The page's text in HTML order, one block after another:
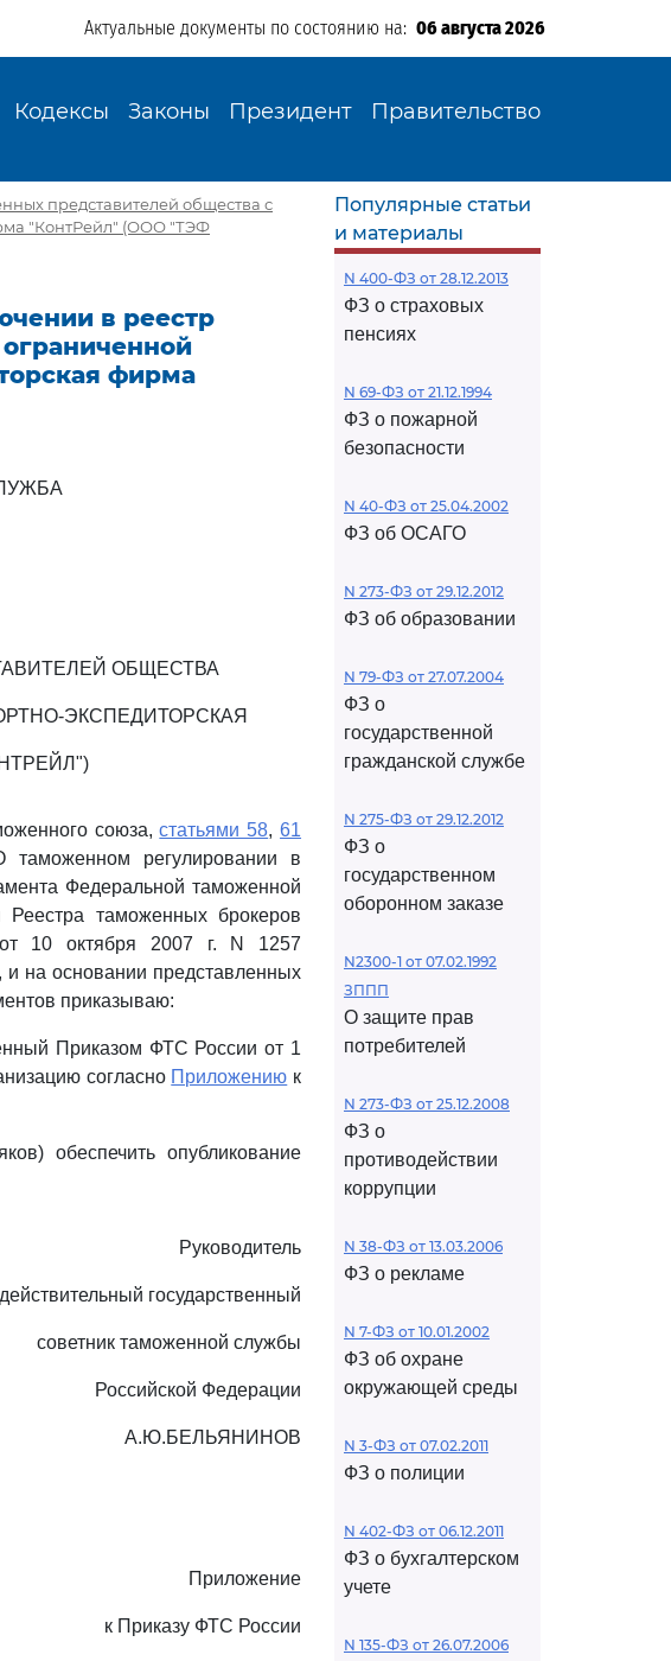
Актуальные документы по состоянию на: 06 августа 2026
Кодексы Законы Президент Правительство
представителей общества с
"КонтРейл" (ООО "ТЭФ
в реестр
фирма
ОБЩЕСТВА
ЭКСПЕДИТОРСКАЯ
союза,статьями 58,61
регулировании в
Федеральной таможенной
таможенных брокеров
от 10 октября 2007 г. N 1257
и на основании представленных
приказываю:
Приказом ФТС России от 1
согласно Приложению к
обеспечить опубликование
Руководитель
действительный государственный
советник таможенной службы
Российской Федерации
А.Ю.БЕЛЬЯНИНОВ
Приложение
к Приказу ФТС России
Популярные статьи
и материалы
N 400-ФЗ от 28.12.2013
ФЗ о страховых
пенсиях
N 69-ФЗ от 21.12.1994
ФЗ о пожарной
безопасности
N 40-ФЗ от 25.04.2002
ФЗ об ОСАГО
N 273-ФЗ от 29.12.2012
ФЗ об образовании
N 79-ФЗ от 27.07.2004
ФЗ о
государственной
гражданской службе
N 275-ФЗ от 29.12.2012
ФЗ о
государственном
оборонном заказе
N2300-1 от 07.02.1992
ЗППП
О защите прав
потребителей
N 273-ФЗ от 25.12.2008
ФЗ о
противодействии
коррупции
N 38-ФЗ от 13.03.2006
ФЗ о рекламе
N 7-ФЗ от 10.01.2002
ФЗ об охране
окружающей среды
N 3-ФЗ от 07.02.2011
ФЗ о полиции
N 402-ФЗ от 06.12.2011
ФЗ о бухгалтерском
учете
N 135-ФЗ от 26.07.2006